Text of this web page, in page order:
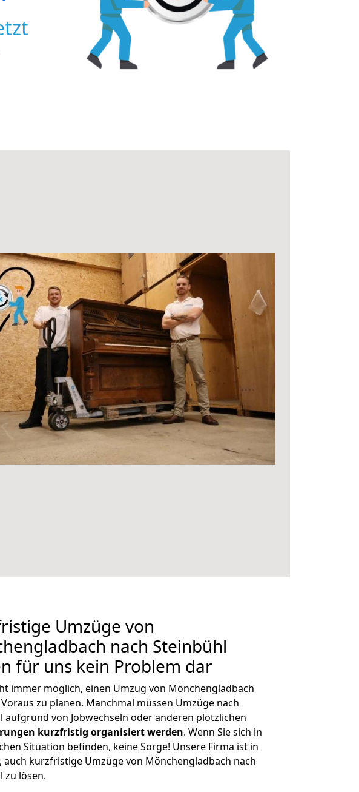
Umzüge von
nach Steinbühl
für uns kein Problem dar
immer möglich, einen Umzug von Mönchengladbach
zu planen. Manchmal müssen Umzüge nach
aufgrund von Jobwechseln oder anderen plötzlichen
kurzfristig organisiert werden. Wenn Sie sich in
Situation befinden, keine Sorge! Unsere Firma ist in
auch kurzfristige Umzüge von Mönchengladbach nach
zu lösen.